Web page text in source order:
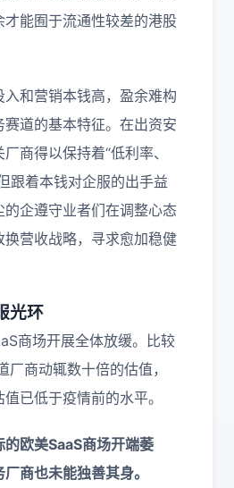
能囿于流通性较差的港股
和营销本钱高，盈余难构
赛道的基本特征。在出资安
商得以保持着“低利率、
跟着本钱对企服的出手益
企遵守业者们在调整心态
换营收战略，寻求愈加稳健
光环
商场开展全体放缓。比较
厂商动辄数十倍的估值，
已低于疫情前的水平。
欧美SaaS商场开端萎
商也未能独善其身。